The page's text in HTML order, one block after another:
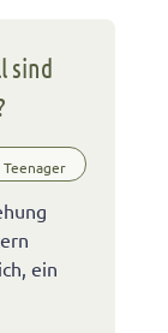
sind
Teenager
ein